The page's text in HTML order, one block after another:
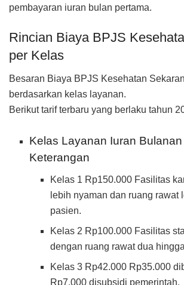
pembayaran iuran bulan pertama.
Rincian Biaya BPJS
per Kelas
Besaran Biaya BPJS Kesehatan
berdasarkan kelas layanan.
Berikut tarif terbaru yang berlaku tahun
Kelas Layanan Iuran
Keterangan
Kelas 1 Rp150.000 Fasilitas
lebih nyaman dan ruang rawat
pasien.
Kelas 2 Rp100.000 Fasilitas
dengan ruang rawat dua
Kelas 3 Rp42.000 Rp35.000
Rp7.000 disubsidi pemerintah.